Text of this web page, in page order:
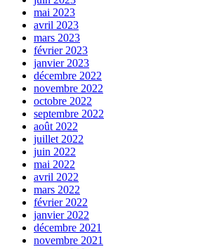
mai 2023
avril 2023
mars 2023
février 2023
janvier 2023
décembre 2022
novembre 2022
octobre 2022
septembre 2022
août 2022
juillet 2022
juin 2022
mai 2022
avril 2022
mars 2022
février 2022
janvier 2022
décembre 2021
novembre 2021